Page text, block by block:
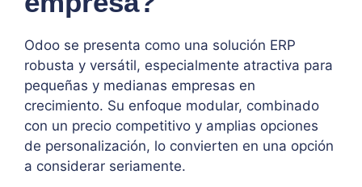
Odoo se presenta como una solución ERP
robusta y versátil, especialmente atractiva para
pequeñas y medianas empresas en
crecimiento. Su enfoque modular, combinado
con un precio competitivo y amplias opciones
de personalización, lo convierten en una opción
a considerar seriamente.